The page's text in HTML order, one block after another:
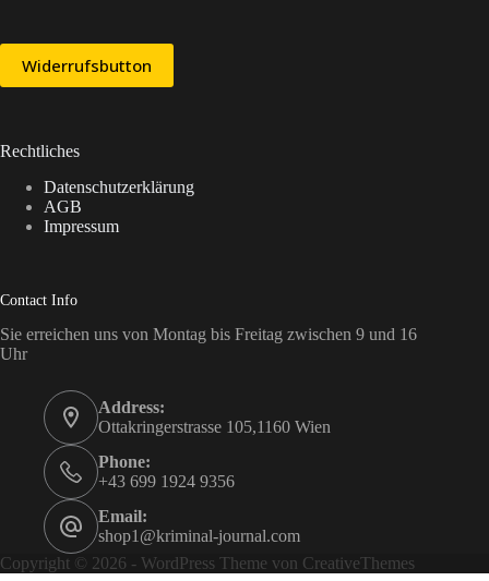
Widerrufsbutton
Rechtliches
Datenschutzerklärung
AGB
Impressum
Contact Info
Sie erreichen uns von Montag bis Freitag zwischen 9 und 16
Uhr
Address:
Ottakringerstrasse 105,1160 Wien
Phone:
+43 699 1924 9356
Email:
shop1@kriminal-journal.com
Copyright © 2026 - WordPress Theme von CreativeThemes